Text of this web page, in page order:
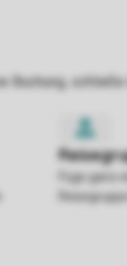
Füge ganz